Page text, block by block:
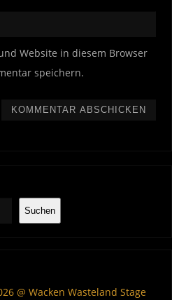
Website in diesem Browser
speichern.
Suchen
@ Wacken Wasteland Stage